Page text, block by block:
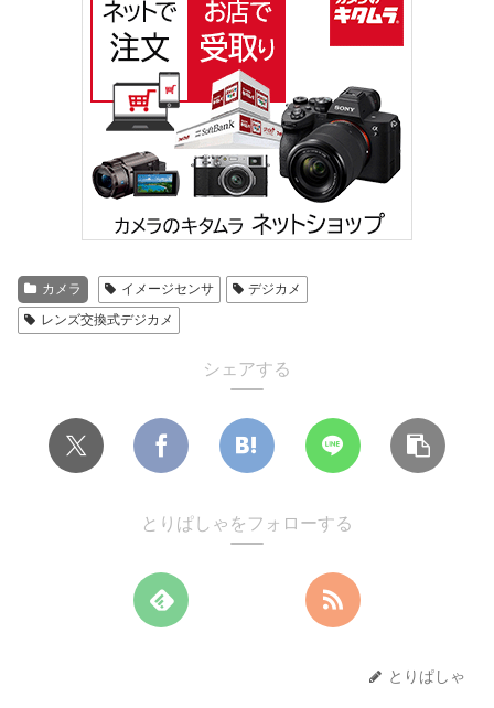
カメラ イメージセンサ
デジカメ
レンズ交換式デジカメ
シェアする
とりぱしゃをフォローする
とりぱしゃ